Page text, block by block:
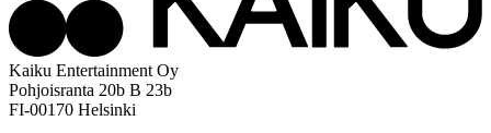
Kaiku Entertainment Oy
Pohjoisranta 20b B 23b
FI-00170 Helsinki